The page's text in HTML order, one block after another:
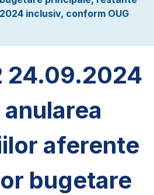
inclusiv, conform OUG
24.09.2024
aferente
bugetare